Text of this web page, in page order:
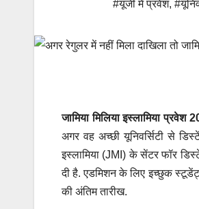
#यूजी में प्रवेश,
जामिया मिलिया इस्लामिया प्रवेश
अगर वह अच्छी यूनिवर्सिटी से
इस्लामिया (JMI) के सेंटर फॉर
दी है. एडमिशन के लिए इच्छुक
की अंतिम तारीख.